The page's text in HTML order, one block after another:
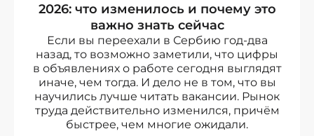
2026: что изменилось и почему это
важно знать сейчас
Если вы переехали в Сербию год-два
назад, то возможно заметили, что цифры
в объявлениях о работе сегодня выглядят
иначе, чем тогда. И дело не в том, что вы
научились лучше читать вакансии. Рынок
труда действительно изменился, причём
быстрее, чем многие ожидали.